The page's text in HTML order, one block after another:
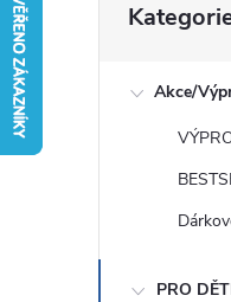
kategorie
Akce/
PRO